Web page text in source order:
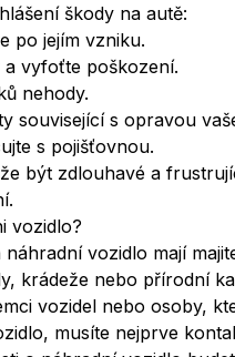
škody na autě:
po jejím vzniku.
a vyfoťte poškození.
nehody.
související s opravou
s pojišťovnou.
být zdlouhavé a
vozidlo?
vozidlo mají
krádeže nebo přírodní
vozidel nebo osoby,
musíte nejprve